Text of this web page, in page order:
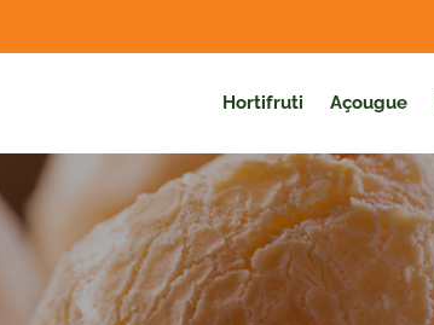
Hortifruti Açougue